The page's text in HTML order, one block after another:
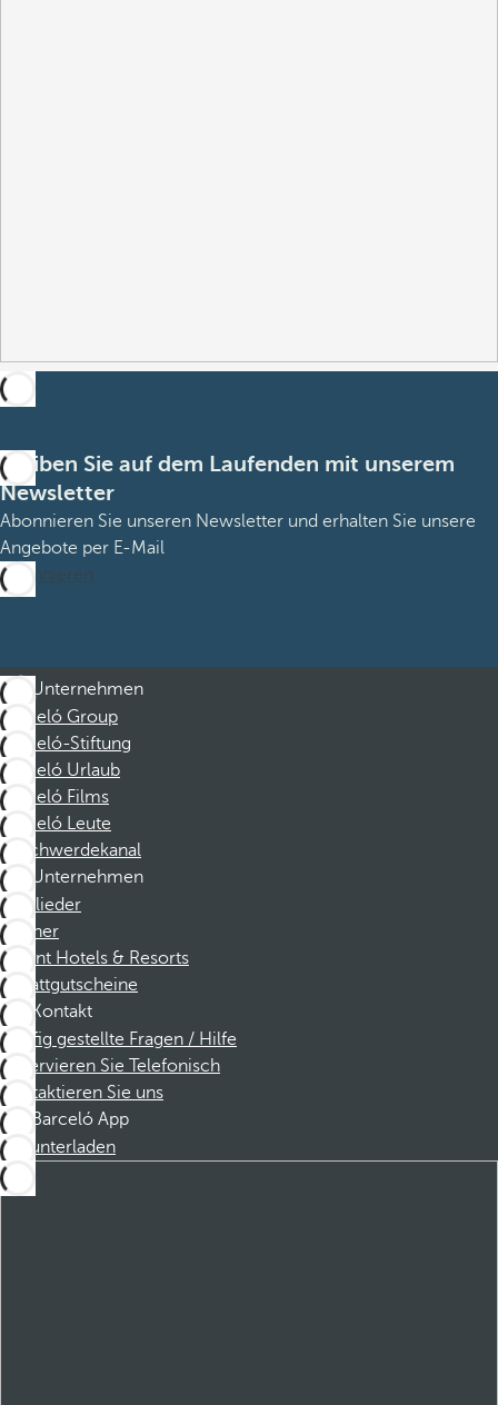
Bleiben Sie auf dem Laufenden mit unserem
Newsletter
Abonnieren Sie unseren Newsletter und erhalten Sie unsere
Angebote per E-Mail
Abonnieren
Unternehmen
Barceló Group
Barceló-Stiftung
Barceló Urlaub
Barceló Films
Barceló Leute
Beschwerdekanal
Unternehmen
Mitglieder
Partner
Dorint Hotels & Resorts
Rabattgutscheine
Kontakt
Häufig gestellte Fragen / Hilfe
Reservieren Sie Telefonisch
Kontaktieren Sie uns
Barceló App
Herunterladen